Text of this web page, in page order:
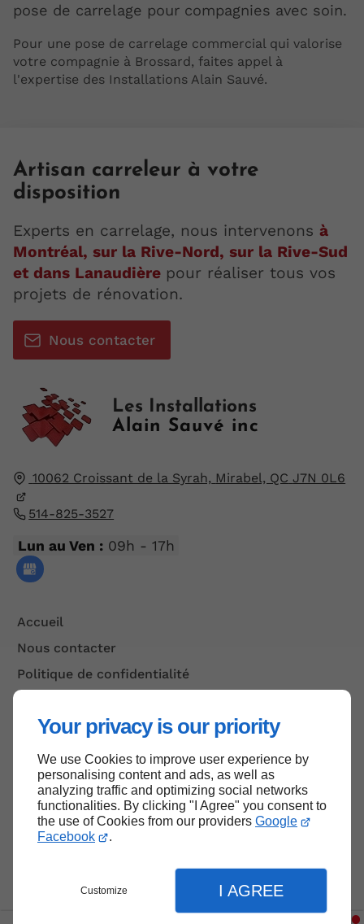
Your privacy is our priority
We use Cookies to improve user experience by
personalising content and ads, as well as
analyzing traffic and optimizing social networks
functionalities. By clicking "I Agree" you consent to
the use of Cookies from our providers Google
Facebook
.
Customize I AGREE
pose de carrelage pour compagnies avec soin.
Pour une pose de carrelage commercial qui valorise
votre compagnie à Brossard, faites appel à
l'expertise des Installations Alain Sauvé.
Les Installations
Alain Sauvé inc
10062 Croissant de la Syrah, Mirabel, QC J7N 0L6
514-825-3527
Lun au Ven :09h - 17h
Accueil
Nous contacter
Politique de confidentialité
Artisan carreleur à votre
disposition
Experts en carrelage, nous intervenons à
Montréal, sur la Rive-Nord, sur la Rive-Sud
et dans Lanaudière pour réaliser tous vos
projets de rénovation.
Nous contacter
Haut de page